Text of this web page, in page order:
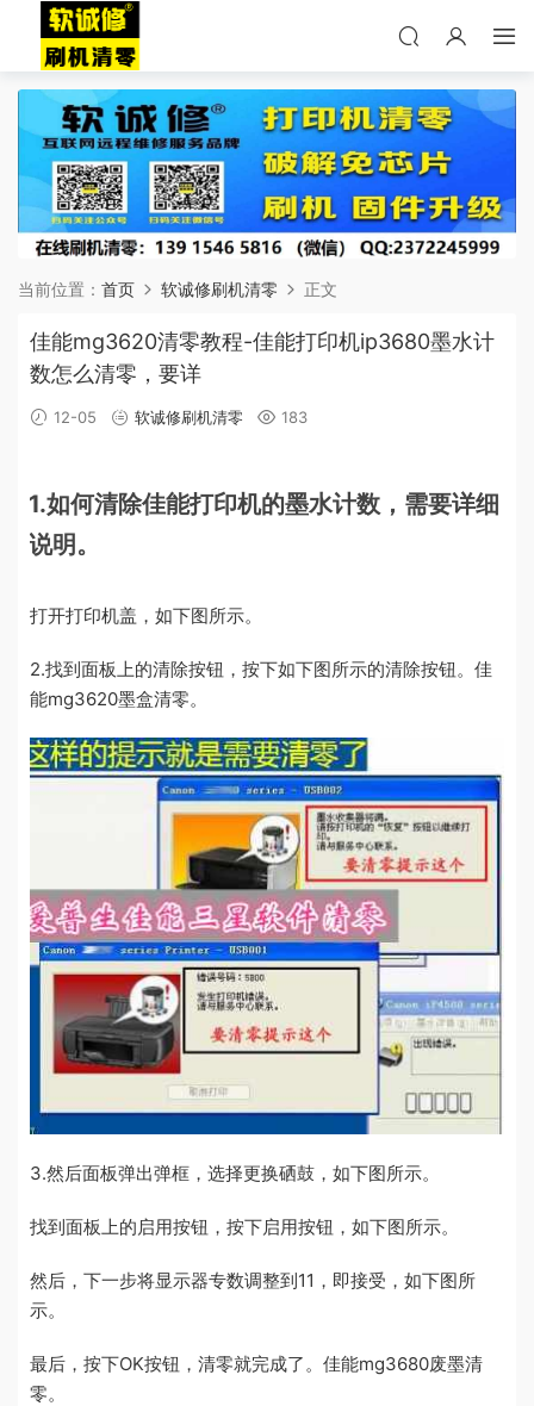
当前位置： 首页 软诚修刷机清零 正文
佳能mg3620清零教程-佳能打印机ip3680墨水计
数怎么清零，要详
12-05 软诚修刷机清零 183
1.如何清除佳能打印机的墨水计数，需要详细
说明。
打开打印机盖，如下图所示。
2.找到面板上的清除按钮，按下如下图所示的清除按钮。佳
能mg3620墨盒清零。
3.然后面板弹出弹框，选择更换硒鼓，如下图所示。
找到面板上的启用按钮，按下启用按钮，如下图所示。
然后，下一步将显示器专数调整到11，即接受，如下图所
示。
最后，按下OK按钮，清零就完成了。佳能mg3680废墨清
零。